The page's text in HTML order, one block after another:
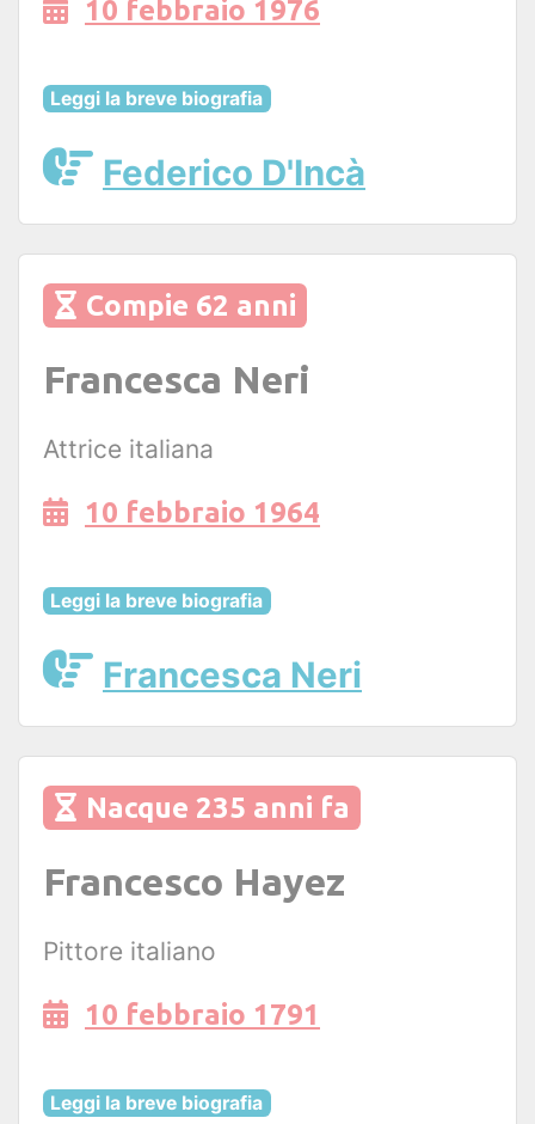
10 febbraio 1976
Leggi la breve biografia
Federico D'Incà
Compie 62 anni
Francesca Neri
Attrice italiana
10 febbraio 1964
Leggi la breve biografia
Francesca Neri
Nacque 235 anni fa
Francesco Hayez
Pittore italiano
10 febbraio 1791
Leggi la breve biografia